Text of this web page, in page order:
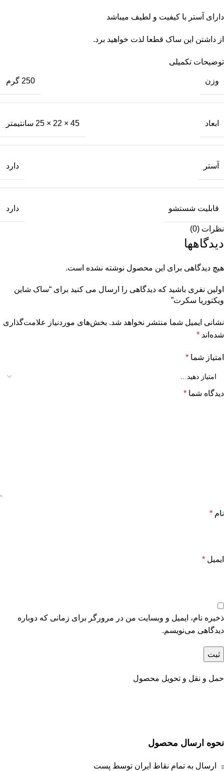
دارای آستر با کیفیت و لطیف میباشد
از داشتن این ساک قطعا لذت خواهید برد.
توضیحات تکمیلی
وزن 250 گرم
ابعاد 45 × 22 × 25 سانتیمتر
آستر دارد
قابلیت شستشو دارد
نظرات (0)
دیدگاهها
هیچ دیدگاهی برای این محصول نوشته نشده است.
اولین نفری باشید که دیدگاهی را ارسال می کنید برای “ساک شاين
ویکتوریا سکرت”
نشانی ایمیل شما منتشر نخواهد شد. بخش‌های موردنیاز علامت‌گذاری
شده‌اند *
امتیاز شما *
دیدگاه شما *
نام *
ایمیل *
ذخیره نام، ایمیل و وبسایت من در مرورگر برای زمانی که دوباره
دیدگاهی می‌نویسم.
حمل و نقل و تحویل محصول
نحوه ارسال محصول
ارسال به تمام نقاط ایران توسط پست